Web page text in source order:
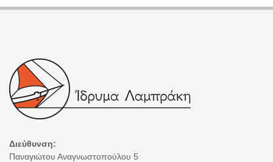
Διεύθυνση:
Παναγιώτου Αναγνωστοπούλου 5